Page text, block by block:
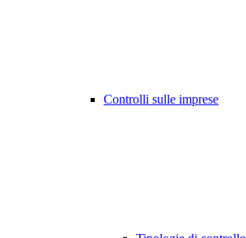
Controlli sulle imprese